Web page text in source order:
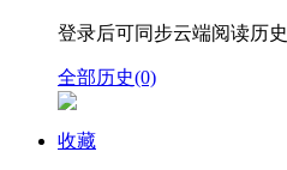
登录后可同步云端阅读历史
全部历史(0)
收藏